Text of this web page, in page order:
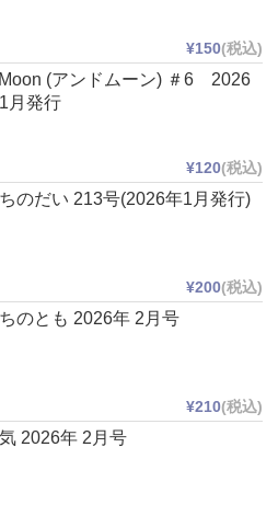
¥150(税込)
(アンドムーン) ＃6 2026
月発行
¥120(税込)
のだい 213号(2026年1月発行)
¥200(税込)
のとも 2026年 2月号
¥210(税込)
2026年 2月号